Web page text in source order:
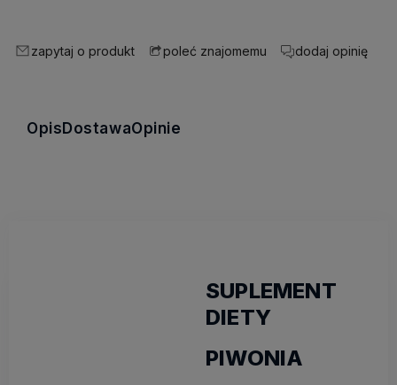
zapytaj o produkt poleć znajomemu dodaj opinię
OpisDostawaOpinie
SUPLEMENT
DIETY
PIWONIA